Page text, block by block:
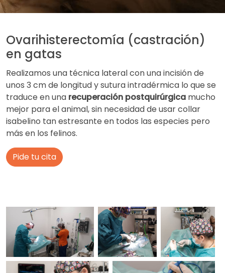
Ovarihisterectomía (castración)
en gatas
Realizamos una técnica lateral con una incisión de
unos 3 cm de longitud y sutura intradérmica lo que se
traduce en una recuperación postquirúrgica mucho
mejor para el animal, sin necesidad de usar collar
isabelino tan estresante en todos las especies pero
más en los felinos.
Pide tu cita